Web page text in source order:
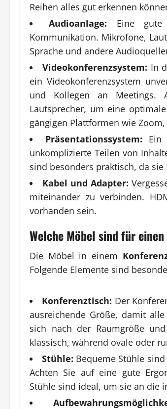
Reihen alles gut erkennen
Audioanlage: Eine gute
Kommunikation. Mikrofone,
Sprache und andere
Videokonferenzsystem: In
ein Videokonferenzsystem
und Kollegen an Meetings.
Lautsprecher, um eine
gängigen Plattformen wie
Präsentationssystem: Ein
unkomplizierte Teilen von
sind besonders praktisch, da
Kabel und Adapter:
miteinander zu verbinden.
vorhanden sein.
Welche Möbel sind für
Die Möbel in einem
Folgende Elemente sind
Konferenztisch: Der
ausreichende Größe, damit
sich nach der Raumgröße
klassisch, während ovale oder
Stühle: Bequeme Stühle
Achten Sie auf eine gute
Stühle sind ideal, um sie an die